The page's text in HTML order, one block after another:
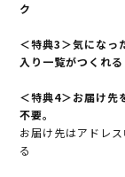
ク
＜特典3＞気になっ
入り一覧がつくれる
＜特典4＞お届け先
不要。
お届け先はアドレ
る